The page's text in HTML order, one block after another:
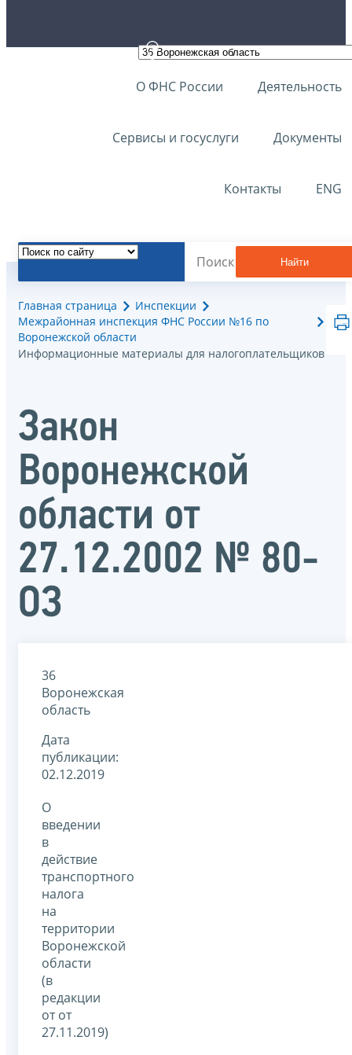
О ФНС России Деятельность
Сервисы и госуслуги Документы
Контакты ENG
Найти
Главная страница
Инспекции
Межрайонная инспекция ФНС России №16 по
Воронежской области
Информационные материалы для налогоплательщиков
Закон
Воронежской
области от
27.12.2002 № 80-
ОЗ
36
Воронежская
область
Дата
публикации:
02.12.2019
О
введении
в
действие
транспортного
налога
на
территории
Воронежской
области
(в
редакции
от от
27.11.2019)